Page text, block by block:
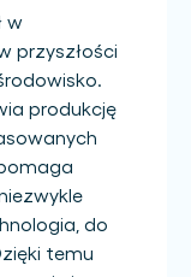
w
przyszłości
produkcję
do
temu